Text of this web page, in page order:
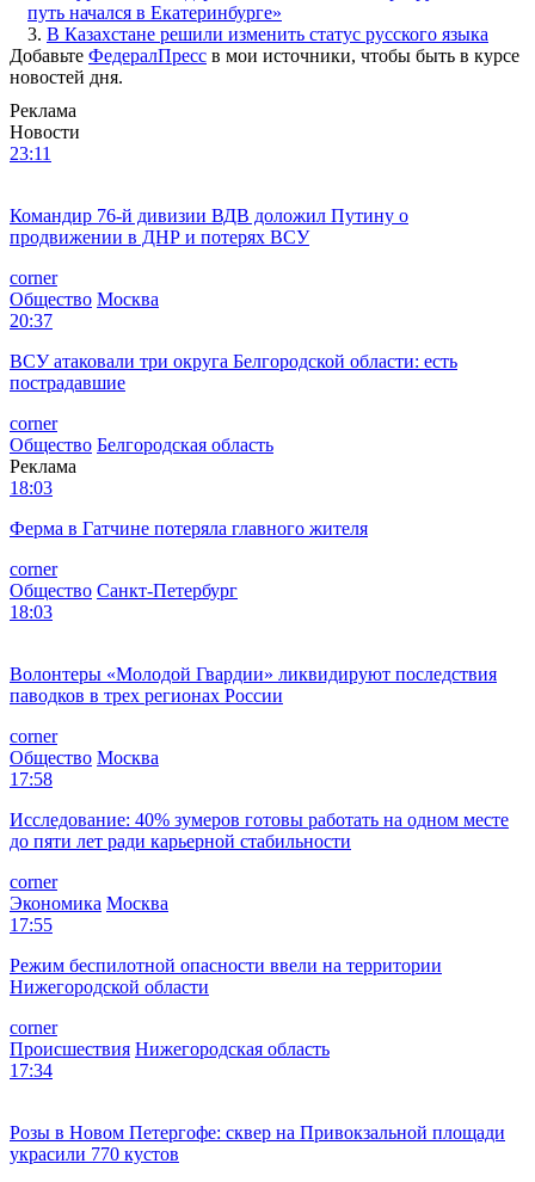
путь начался в Екатеринбурге»
3. В Казахстане решили изменить статус русского языка
Добавьте ФедералПресс в мои источники, чтобы быть в курсе
новостей дня.
Реклама
Новости
23:11
Командир 76-й дивизии ВДВ доложил Путину о
продвижении в ДНР и потерях ВСУ
corner
Общество Москва
20:37
ВСУ атаковали три округа Белгородской области: есть
пострадавшие
corner
Общество Белгородская область
Реклама
18:03
Ферма в Гатчине потеряла главного жителя
corner
Общество Санкт-Петербург
18:03
Волонтеры «Молодой Гвардии» ликвидируют последствия
паводков в трех регионах России
corner
Общество Москва
17:58
Исследование: 40% зумеров готовы работать на одном месте
до пяти лет ради карьерной стабильности
corner
Экономика Москва
17:55
Режим беспилотной опасности ввели на территории
Нижегородской области
corner
Происшествия Нижегородская область
17:34
Розы в Новом Петергофе: сквер на Привокзальной площади
украсили 770 кустов